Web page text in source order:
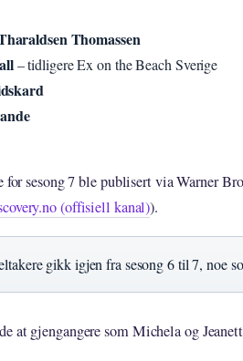
Thomassen
– tidligere Ex on the Beach Sverige
sesong 7 ble publisert via Warner
(offisiell kanal)).
gikk igjen fra sesong 6 til 7, noe
at gjengangere som Michela og